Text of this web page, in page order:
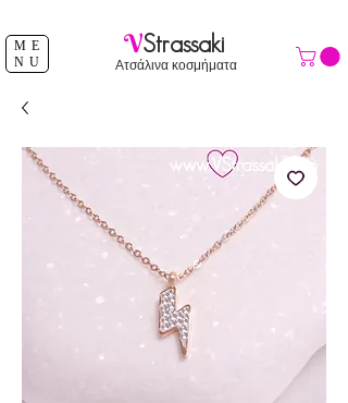
ME
NU
VStrassaki
Ατσάλινα κοσμήματα